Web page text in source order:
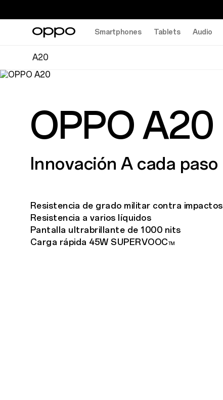
Smartphones Tablets Audio
A20
OPPO A20
Innovación A cada paso
Resistencia de grado militar contra impactos
Resistencia a varios líquidos
Pantalla ultrabrillante de 1000 nits
Carga rápida 45W SUPERVOOC TM